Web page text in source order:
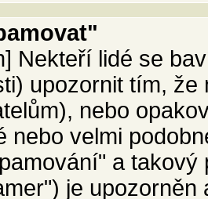
Nekteří lidé se
upozornit tím,
nebo
nebo velmi
a
je